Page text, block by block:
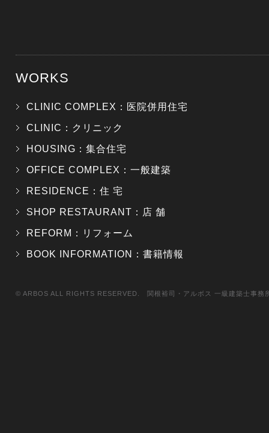
WORKS
CLINIC COMPLEX：医院併用住宅
CLINIC：クリニック
HOUSING：集合住宅
OFFICE COMPLEX：一般建築
RESIDENCE：住 宅
SHOP RESTAURANT：店 舗
REFORM：リフォーム
BOOK INFORMATION：書籍情報
© ARBOS ALL RIGHTS RESERVED. 関根裕司・アルボス 一級建築士事務